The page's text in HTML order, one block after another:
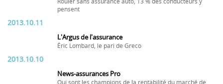
Rouler sans assurance auto, 13 % des conducteurs y
pensent
2013.10.11
L'Argus de l'assurance
Éric Lombard, le pari de Greco
2013.10.10
News-assurances Pro
Qui sont les champions de la rentabilité du marché de